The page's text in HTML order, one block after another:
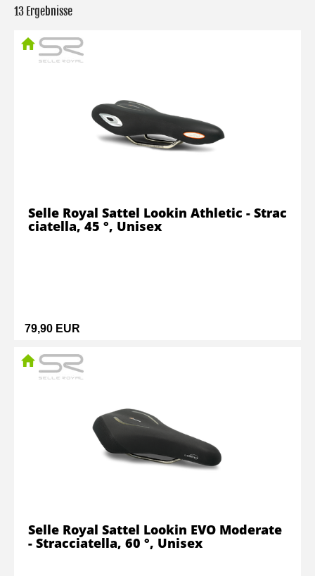
13 Ergebnisse
79,90 EUR
Selle Royal Sattel Lookin Athletic - Strac
ciatella, 45 °, Unisex
Selle Royal Sattel Lookin EVO Moderate
- Stracciatella, 60 °, Unisex